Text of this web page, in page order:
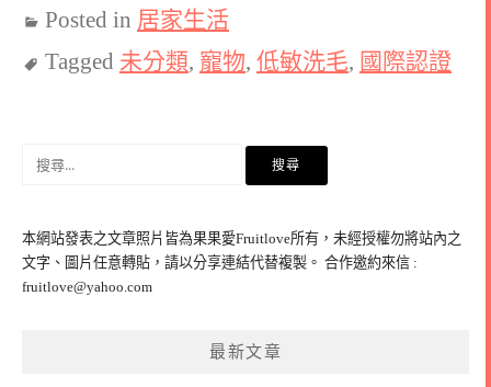
Posted in 居家生活
Tagged 未分類, 寵物, 低敏洗毛, 國際認證
字:
本網站發表之文章照片皆為果果愛Fruitlove所有，未經授權勿將站內之
文字、圖片任意轉貼，請以分享連結代替複製。 合作邀約來信 :
fruitlove@yahoo.com
最新文章